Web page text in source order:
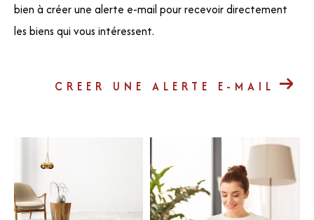
bien à créer une alerte e-mail pour recevoir directement
les biens qui vous intéressent.
CREER UNE ALERTE E-MAIL